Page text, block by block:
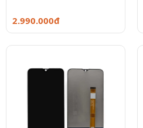
2.990.000đ